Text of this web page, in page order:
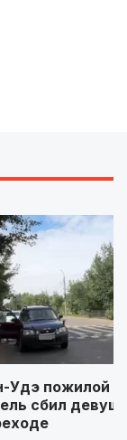
Удэ пожилой
сбил